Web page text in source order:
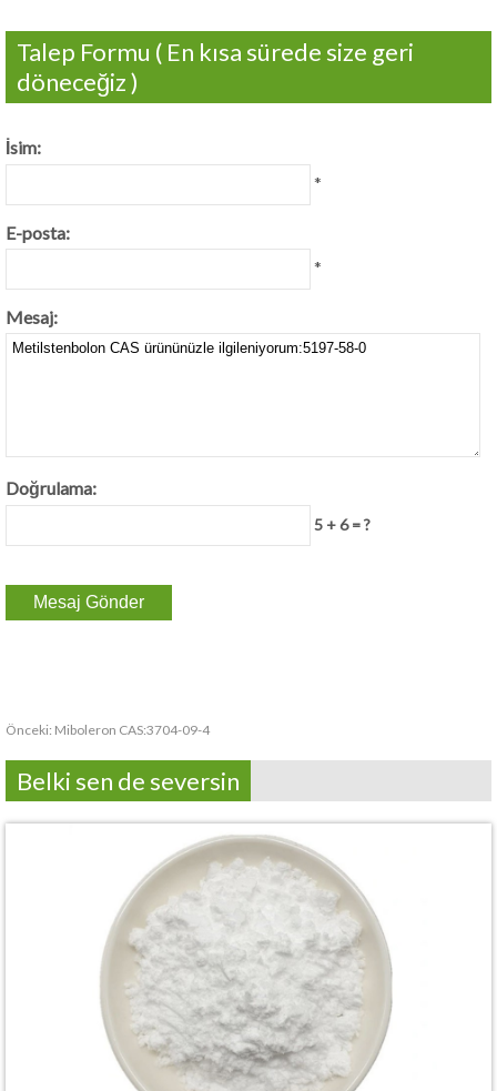
Talep Formu ( En kısa sürede size geri
döneceğiz )
İsim:
*
E-posta:
*
Mesaj:
Doğrulama:
5 + 6 = ?
Önceki: Miboleron CAS:3704-09-4
Belki sen de seversin